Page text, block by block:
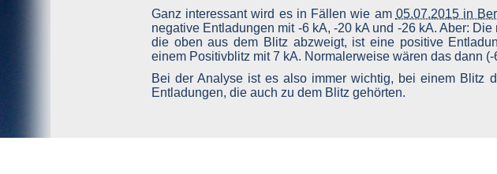
Ganz interessant wird es in Fällen wie am 05.07.2015 in
negative Entladungen mit -6 kA, -20 kA und -26 kA. Aber:
die oben aus dem Blitz abzweigt, ist eine positive
einem Positivblitz mit 7 kA. Normalerweise wären das dann (-
Bei der Analyse ist es also immer wichtig, bei einem Blitz
Entladungen, die auch zu dem Blitz gehörten.